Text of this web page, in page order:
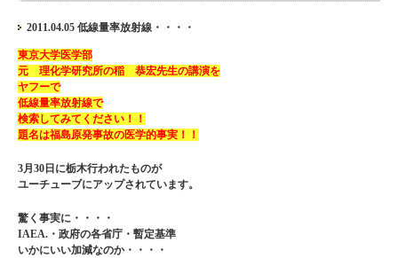
2011.04.05 低線量率放射線・・・・
東京大学医学部
元 理化学研究所の稲 恭宏先生の講演を
ヤフーで
低線量率放射線で
検索してみてください！！
題名は福島原発事故の医学的事実！！
3月30日に栃木行われたものが
ユーチューブにアップされています。
驚く事実に・・・・
IAEA.・政府の各省庁・暫定基準
いかにいい加減なのか・・・・